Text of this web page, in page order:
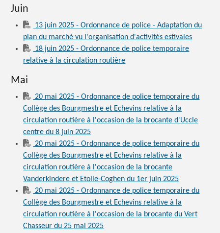
Juin
13 juin 2025 - Ordonnance de police - Adaptation du
plan du marché vu l'organisation d'activités estivales
18 juin 2025 - Ordonnance de police temporaire
relative à la circulation routière
Mai
20 mai 2025 - Ordonnance de police temporaire du
Collège des Bourgmestre et Echevins relative à la
circulation routière à l'occasion de la brocante d'Uccle
centre du 8 juin 2025
20 mai 2025 - Ordonnance de police temporaire du
Collège des Bourgmestre et Echevins relative à la
circulation routière à l'occasion de la brocante
Vanderkindere et Etoile-Coghen du 1er juin 2025
20 mai 2025 - Ordonnance de police temporaire du
Collège des Bourgmestre et Echevins relative à la
circulation routière à l'occasion de la brocante du Vert
Chasseur du 25 mai 2025